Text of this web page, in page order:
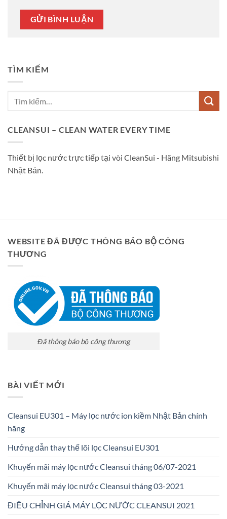
TÌM KIẾM
CLEANSUI – CLEAN WATER EVERY TIME
Thiết bị lọc nước trực tiếp tại vòi CleanSui - Hãng Mitsubishi
Nhật Bản.
WEBSITE ĐÃ ĐƯỢC THÔNG BÁO BỘ CÔNG
THƯƠNG
Đã thông báo bộ công thương
BÀI VIẾT MỚI
Cleansui EU301 – Máy lọc nước ion kiềm Nhật Bản chính
hãng
Hướng dẫn thay thế lõi lọc Cleansui EU301
Khuyến mãi máy lọc nước Cleansui tháng 06/07-2021
Khuyến mãi máy lọc nước Cleansui tháng 03-2021
ĐIỀU CHỈNH GIÁ MÁY LỌC NƯỚC CLEANSUI 2021